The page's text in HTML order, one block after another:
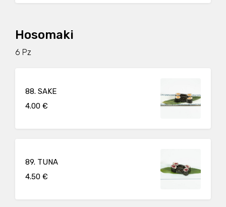
Hosomaki
6 Pz
88. SAKE
4.00 €
89. TUNA
4.50 €